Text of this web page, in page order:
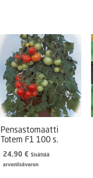
Pensastomaatti
Totem F1 100 s.
24,90 € Sisältää
arvonlisäveron